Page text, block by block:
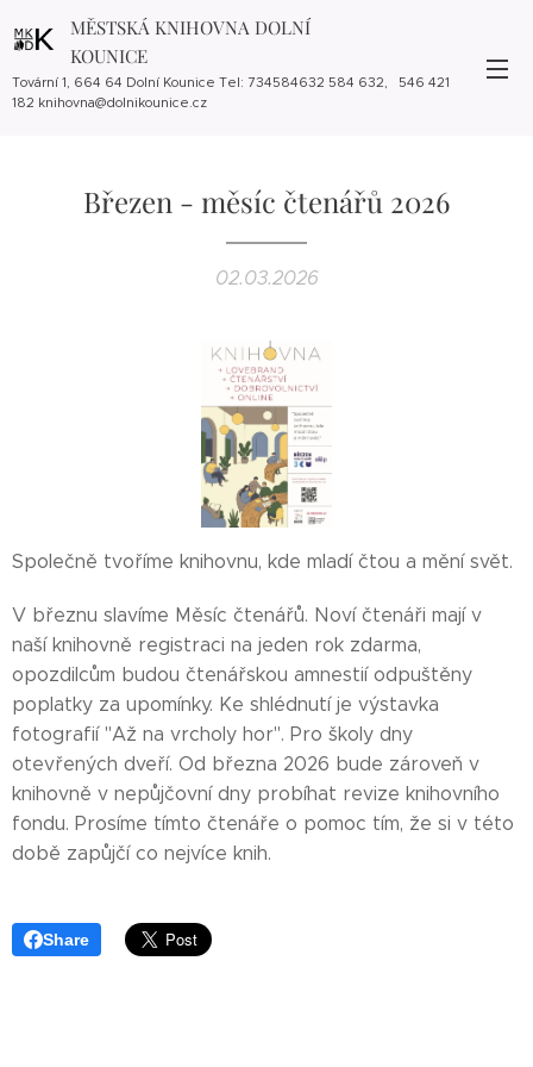
MĚSTSKÁ KNIHOVNA DOLNÍ
KOUNICE
Tovární 1, 664 64 Dolní Kounice Tel: 734584632 584 632, 546 421
182 knihovna@dolnikounice.cz
Březen - měsíc čtenářů 2026
02.03.2026
Společně tvoříme knihovnu, kde mladí čtou a mění svět.
V březnu slavíme Měsíc čtenářů. Noví čtenáři mají v
naší knihovně registraci na jeden rok zdarma,
opozdilcům budou čtenářskou amnestií odpuštěny
poplatky za upomínky. Ke shlédnutí je výstavka
fotografií "Až na vrcholy hor". Pro školy dny
otevřených dveří. Od března 2026 bude zároveň v
knihovně v nepůjčovní dny probíhat revize knihovního
fondu. Prosíme tímto čtenáře o pomoc tím, že si v této
době zapůjčí co nejvíce knih.
Share